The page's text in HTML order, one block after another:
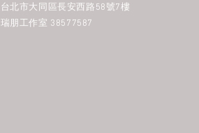
台北市大同區長安西路58號7樓
瑞朋工作室 38577587